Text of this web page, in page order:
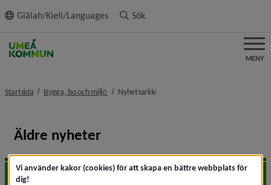
innehållet
Giälah/Kieli/Languages Sök
MENY
Startsida Bygga, bo och miljö nivå i brödsmulenavigeringen
Nyhetsarkivnivå i brödsmulenavigeringen
Äldre nyheter
2026
Vi använder kakor (cookies) för att skapa en bättre webbplats för
dig!